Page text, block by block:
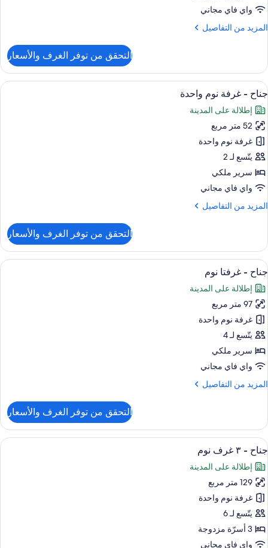
واي فاي مجاني
المزيد من التفاصيل
المزيد
شقة
غرفتا
التحقق من توفر الغرف والأسعار
استعراض
جميع
صور
جناح
-
غرفة
نوم
واحدة
ميني بار وخزنة داخل الغرفة ومكتب
4
جناح - غرفة نوم واحدة
إطلالة على المدينة
52 متر مربع
غرفة نوم واحدة
يتّسع لـ 2
سرير ملكي
واي فاي مجاني
المزيد من التفاصيل
المزيد
جناح
غرفة
واحدة
التحقق من توفر الغرف والأسعار
استعراض
جميع
صور
جناح
-
غرفتا
نوم
تجهيزات دش، دُش غزير، مجففات شعر،
6
جناح - غرفتا نوم
إطلالة على المدينة
97 متر مربع
غرفة نوم واحدة
يتّسع لـ 4
سرير ملكي
واي فاي مجاني
المزيد من التفاصيل
المزيد
جناح
غرفتا
التحقق من توفر الغرف والأسعار
استعراض
جميع
صور
جناح
-
٣
غرف
نوم
ميني بار وخزنة داخل الغرفة ومكتب
6
جناح - ٣ غرف نوم
إطلالة على المدينة
129 متر مربع
غرفة نوم واحدة
يتّسع لـ 6
3 أسرّة مزدوجة
واي فاي مجاني